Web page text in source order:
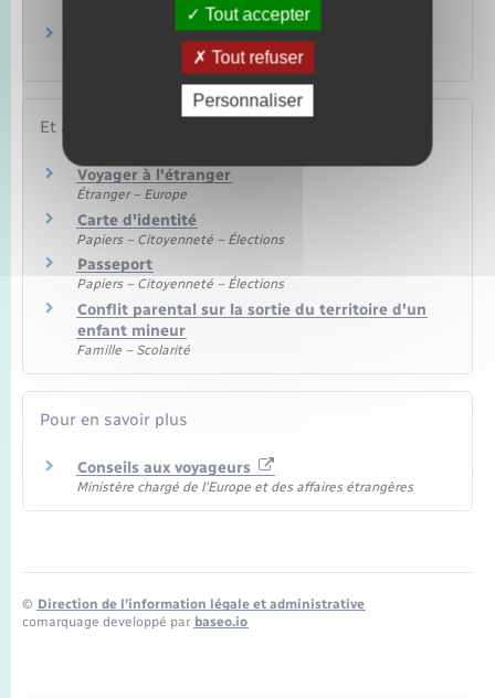
Avec quels documents un mineur français
peut-il voyager à l'étranger ?
Et aussi
Voyager à l'étranger
Étranger – Europe
Carte d'identité
Papiers – Citoyenneté – Élections
Passeport
Papiers – Citoyenneté – Élections
Conflit parental sur la sortie du territoire d'un
enfant mineur
Famille – Scolarité
Pour en savoir plus
Conseils aux voyageurs
Ministère chargé de l'Europe et des affaires étrangères
© Direction de l’information légale et administrative
comarquage developpé par baseo.io
Tout accepter
Tout refuser
Personnaliser